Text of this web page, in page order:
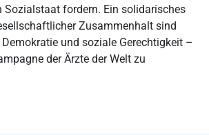
Sozialstaat fordern. Ein solidarisches
Zusammenhalt sind
und soziale Gerechtigkeit –
der Ärzte der Welt zu